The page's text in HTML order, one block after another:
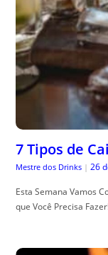
7 Tipos de
Mestre dos Drinks | 26
Esta Semana Vamos
que Você Precisa